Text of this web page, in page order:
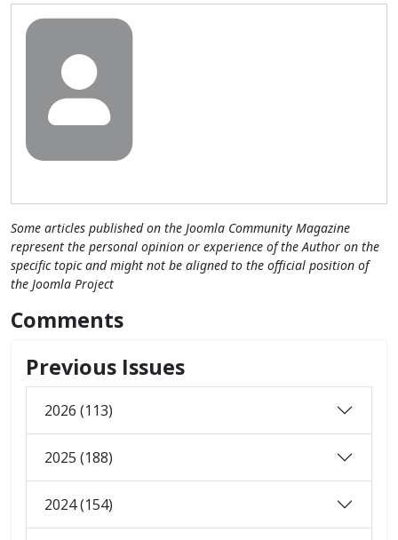
Some articles published on the Joomla Community Magazine
represent the personal opinion or experience of the Author on the
specific topic and might not be aligned to the official position of
the Joomla Project
Comments
Previous Issues
2026 (113)
2025 (188)
2024 (154)